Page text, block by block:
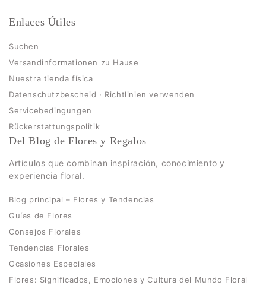
Enlaces Útiles
Suchen
Versandinformationen zu Hause
Nuestra tienda física
Datenschutzbescheid · Richtlinien verwenden
Servicebedingungen
Rückerstattungspolitik
Del Blog de Flores y Regalos
Artículos que combinan inspiración, conocimiento y
experiencia floral.
Blog principal – Flores y Tendencias
Guías de Flores
Consejos Florales
Tendencias Florales
Ocasiones Especiales
Flores: Significados, Emociones y Cultura del Mundo Floral